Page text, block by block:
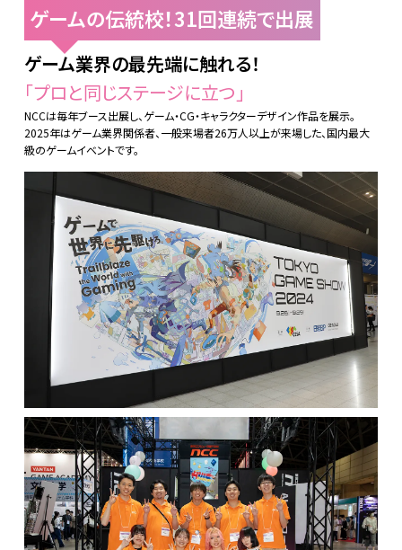
ゲームの伝統校！31回連続で出展
ゲーム業界の最先端に触れる！
「プロと同じステージに立つ」
NCCは毎年ブース出展し、ゲーム・CG・キャラクターデザイン作品を展示。
2025年はゲーム業界関係者、一般来場者26万人以上が来場した、国内最大
級のゲームイベントです。